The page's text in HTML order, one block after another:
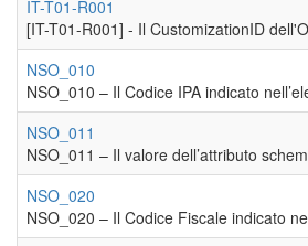
IT-T01-R001
[IT-T01-R001] - Il CustomizationID
NSO_010
NSO_010 – Il Codice IPA indicato
NSO_011
NSO_011 – Il valore dell’attributo
NSO_020
NSO_020 – Il Codice Fiscale indicato